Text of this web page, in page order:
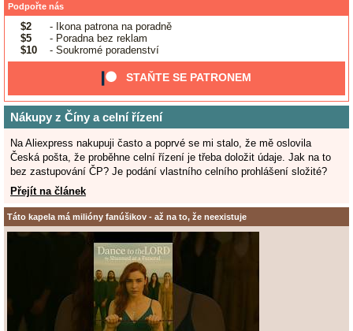
Podpořte nás
$2
- Ikona patrona na poradně
$5
- Poradna bez reklam
$10
- Soukromé poradenství
STAŇTE SE PATRONEM
Nákupy z Číny a celní řízení
Na Aliexpress nakupuji často a poprvé se mi stalo, že mě oslovila
Česká pošta, že proběhne celní řízení je třeba doložit údaje. Jak na to
bez zastupování ČP? Je podání vlastního celního prohlášení složité?
Přejít na článek
Táto kapela má milióny fanúšikov - až na to, že neexistuje